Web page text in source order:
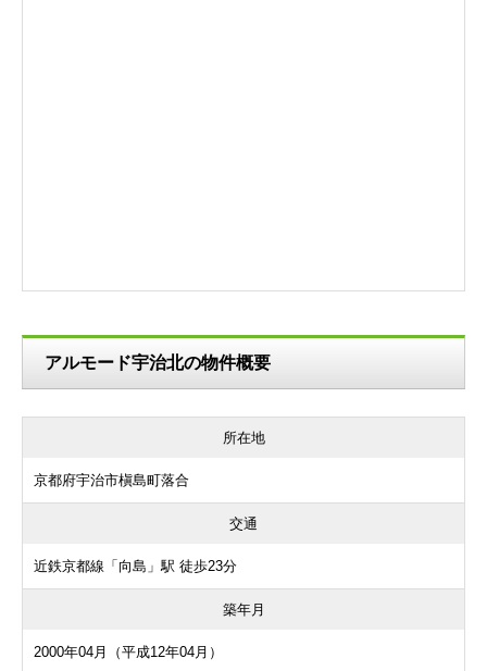
アルモード宇治北の物件概要
所在地
京都府宇治市槇島町落合
交通
近鉄京都線「向島」駅 徒歩23分
築年月
2000年04月（平成12年04月）